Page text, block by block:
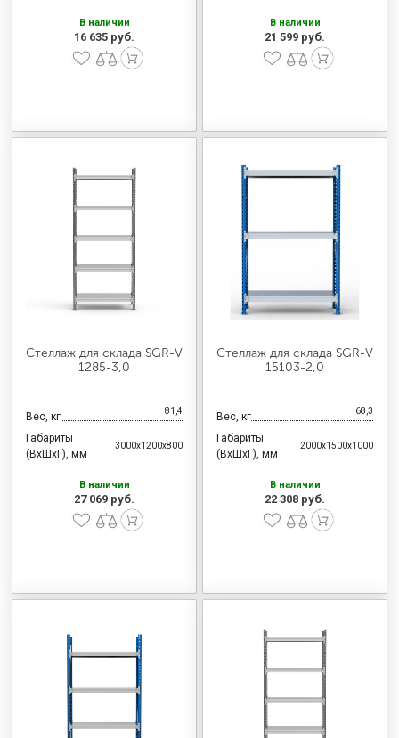
В наличии
16 635 руб.
В наличии
21 599 руб.
Стеллаж для склада SGR-V
1285-3,0
Вес, кг 81,4
Габариты
(ВхШхГ), мм
3000x1200x800
В наличии
27 069 руб.
Стеллаж для склада SGR-V
15103-2,0
Вес, кг 68,3
Габариты
(ВхШхГ), мм
2000x1500x1000
В наличии
22 308 руб.